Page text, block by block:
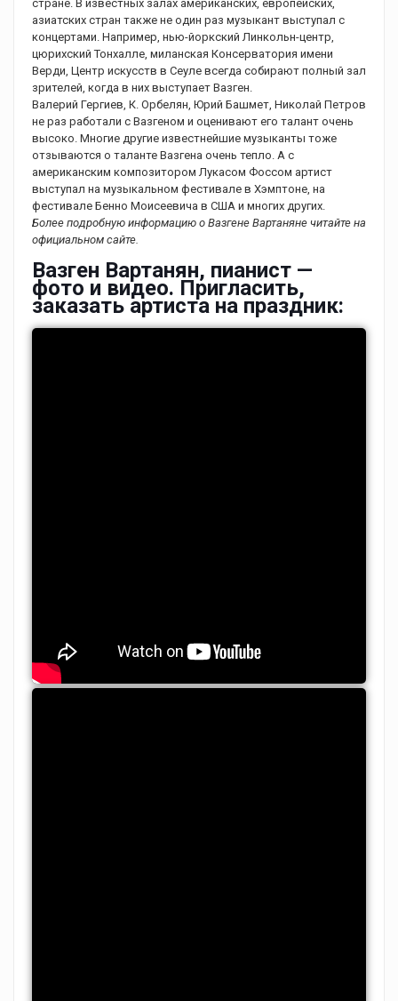
стране. В известных залах американских, европейских,
азиатских стран также не один раз музыкант выступал с
концертами. Например, нью-йоркский Линкольн-центр,
цюрихский Тонхалле, миланская Консерватория имени
Верди, Центр искусств в Сеуле всегда собирают полный зал
зрителей, когда в них выступает Вазген.
Валерий Гергиев, К. Орбелян, Юрий Башмет, Николай Петров
не раз работали с Вазгеном и оценивают его талант очень
высоко. Многие другие известнейшие музыканты тоже
отзываются о таланте Вазгена очень тепло. А с
американским композитором Лукасом Фоссом артист
выступал на музыкальном фестивале в Хэмптоне, на
фестивале Бенно Моисеевича в США и многих других.
Более подробную информацию о Вазгене Вартаняне читайте на
официальном сайте.
Вазген Вартанян, пианист —
фото и видео. Пригласить,
заказать артиста на праздник: